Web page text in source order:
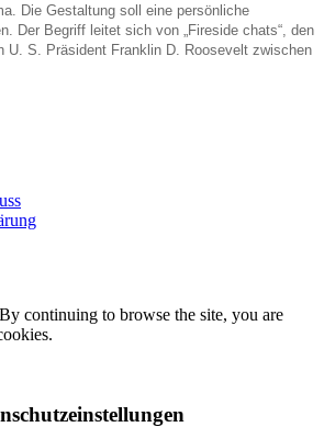
Die Gestaltung soll eine persönliche
Der Begriff leitet sich von „Fireside chats“, den
U. S. Präsident Franklin D. Roosevelt zwischen
continuing to browse the site, you are